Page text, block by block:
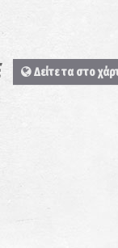
Δείτε τα στο